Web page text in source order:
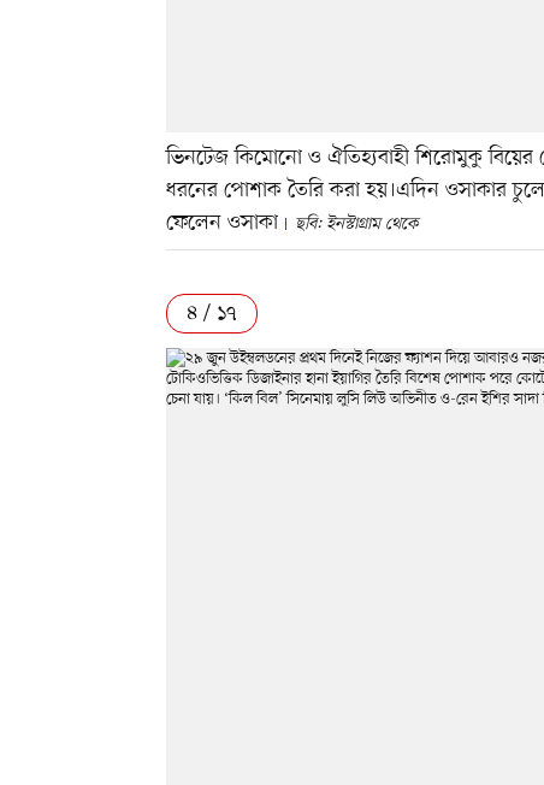
ভিনটেজ কিমোনো ও ঐতিহ্যবাহী শিরোমুকু
ধরনের পোশাক তৈরি করা হয়।এদিন ওসাকার
ফেলেন ওসাকা
ছবি: ইনস্টাগ্রাম থেকে
৪ / ১৭